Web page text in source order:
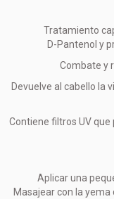
Tratamiento
D-Pantenol y
Combate y
Devuelve al cabello la
Contiene filtros UV
Aplicar una
Masajear con la